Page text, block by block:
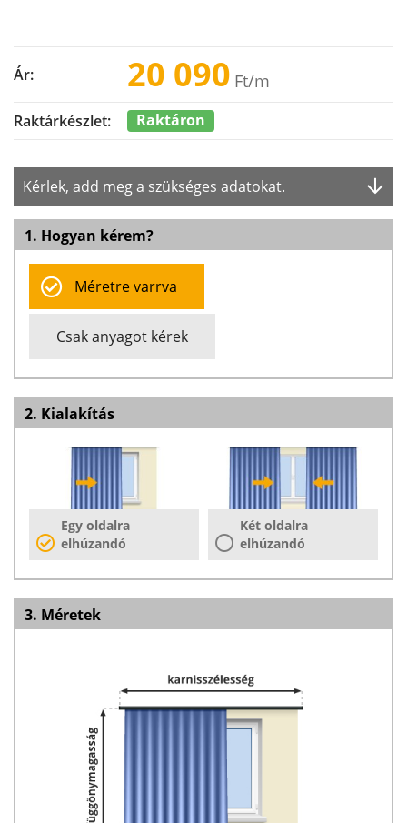
Ár: 20 090 Ft/m
Raktárkészlet: Raktáron
Kérlek, add meg a szükséges adatokat.
1. Hogyan kérem?
Méretre varrva
Csak anyagot kérek
2. Kialakítás
Egy oldalra
elhúzandó
Két oldalra
elhúzandó
3. Méretek